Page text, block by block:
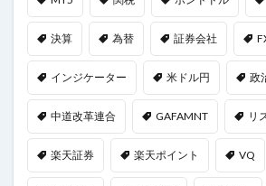
決算 為替 証券会社
インジケーター 米ドル円 政
中道改革連合 GAFAMNT リ
楽天証券 楽天ポイント VQ